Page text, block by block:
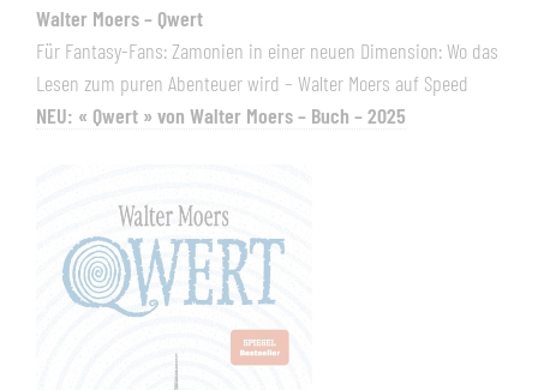
Walter Moers – Qwert
Für Fantasy-Fans: Zamonien in einer neuen Dimension: Wo das
Lesen zum puren Abenteuer wird – Walter Moers auf Speed
NEU: « Qwert » von Walter Moers – Buch – 2025